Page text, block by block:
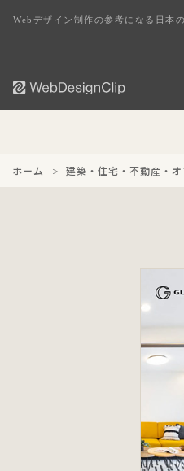
Webデザイン制作の参考になる日本
ホーム 建築・住宅・不動産・オ